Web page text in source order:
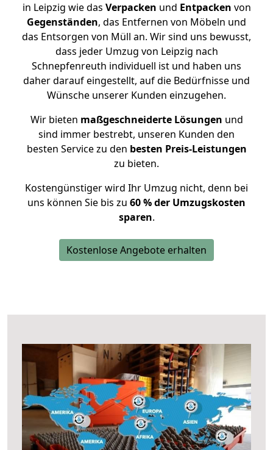
in Leipzig wie das Verpacken und Entpacken von
Gegenständen, das Entfernen von Möbeln und
das Entsorgen von Müll an. Wir sind uns bewusst,
dass jeder Umzug von Leipzig nach
Schnepfenreuth individuell ist und haben uns
daher darauf eingestellt, auf die Bedürfnisse und
Wünsche unserer Kunden einzugehen.
Wir bieten maßgeschneiderte Lösungen und
sind immer bestrebt, unseren Kunden den
besten Service zu den besten Preis-Leistungen
zu bieten.
Kostengünstiger wird Ihr Umzug nicht, denn bei
uns können Sie bis zu 60 % der Umzugskosten
sparen.
Kostenlose Angebote erhalten